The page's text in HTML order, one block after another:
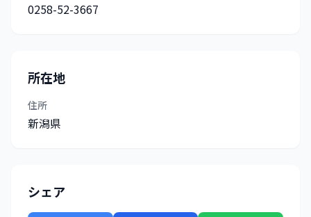
0258-52-3667
所在地
住所
新潟県
シェア